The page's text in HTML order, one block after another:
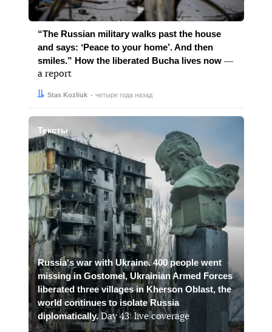
“The Russian military walks past the house
and says: ʼPeace to your home’. And then
smiles.” How the liberated Bucha lives now―
a report
Автор:
Stas Kozliuk
Дата: четыре года назад
Тексты
Russiaʼs war with Ukraine. 400 people went
missing in Gostomel, Ukrainian Armed Forces
liberated three villages in Kherson Oblast, the
world continues to isolate Russia
diplomatically.Day 43: live coverage